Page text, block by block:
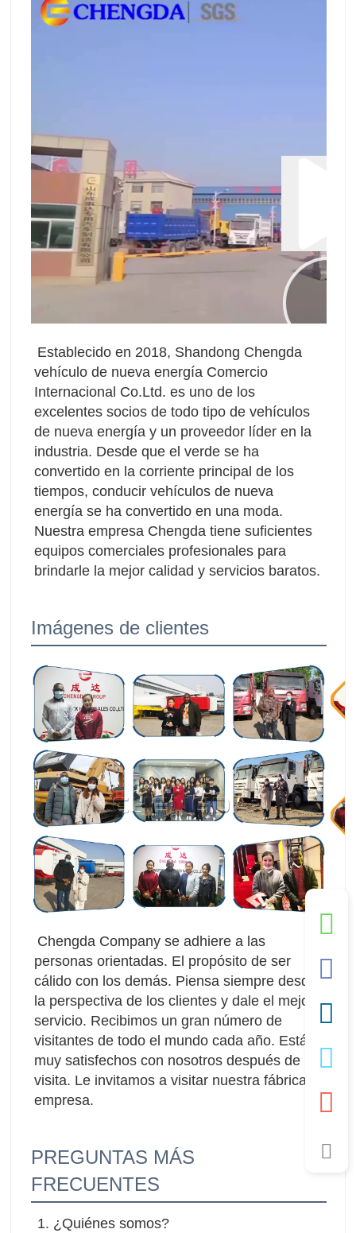
Establecido en 2018, Shandong Chengda
vehículo de nueva energía Comercio
Internacional Co.Ltd. es uno de los
excelentes socios de todo tipo de vehículos
de nueva energía y un proveedor líder en la
industria. Desde que el verde se ha
convertido en la corriente principal de los
tiempos, conducir vehículos de nueva
energía se ha convertido en una moda.
Nuestra empresa Chengda tiene suficientes
equipos comerciales profesionales para
brindarle la mejor calidad y servicios baratos.
Imágenes de clientes
Chengda Company se adhiere a las
personas orientadas. El propósito de ser
cálido con los demás. Piensa siempre desde
la perspectiva de los clientes y dale el mejor
servicio. Recibimos un gran número de
visitantes de todo el mundo cada año. Están
muy satisfechos con nosotros después de la
visita. Le invitamos a visitar nuestra fábrica y
empresa.
PREGUNTAS MÁS
FRECUENTES
1. ¿Quiénes somos?